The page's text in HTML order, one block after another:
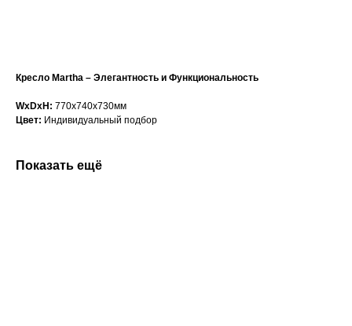
Кресло Martha – Элегантность и Функциональность
WxDxH: 770x740x730мм
Цвет: Индивидуальный подбор
Показать ещё